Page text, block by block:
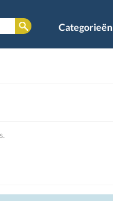
Categorieën